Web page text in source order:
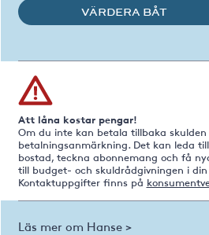
VÄRDERA BÅT
Att låna kostar pengar!
Om du inte kan betala tillbaka
betalningsanmärkning. Det kan leda
bostad, teckna abonnemang och få
till budget- och skuldrådgivningen i
Kontaktuppgifter finns på
Läs mer om Hanse >